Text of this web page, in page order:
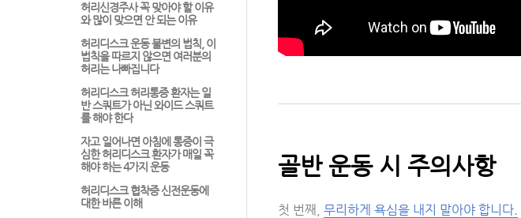
허리신경주사 꼭 맞아야 할 이유
와 많이 맞으면 안 되는 이유
허리디스크 운동 불변의 법칙, 이
법칙을 따르지 않으면 여러분의
허리는 나빠집니다
허리디스크 허리통증 환자는 일
반 스쿼트가 아닌 와이드 스쿼트
를 해야 한다
자고 일어나면 아침에 통증이 극
심한 허리디스크 환자가 매일 꼭
해야 하는 4가지 운동
허리디스크 협착증 신전운동에
대한 바른 이해
골반 운동 시 주의사항
첫 번째, 무리하게 욕심을 내지 말아야 합니다.